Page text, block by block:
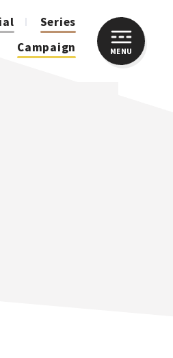
Series
Campaign
MENUCLOSE